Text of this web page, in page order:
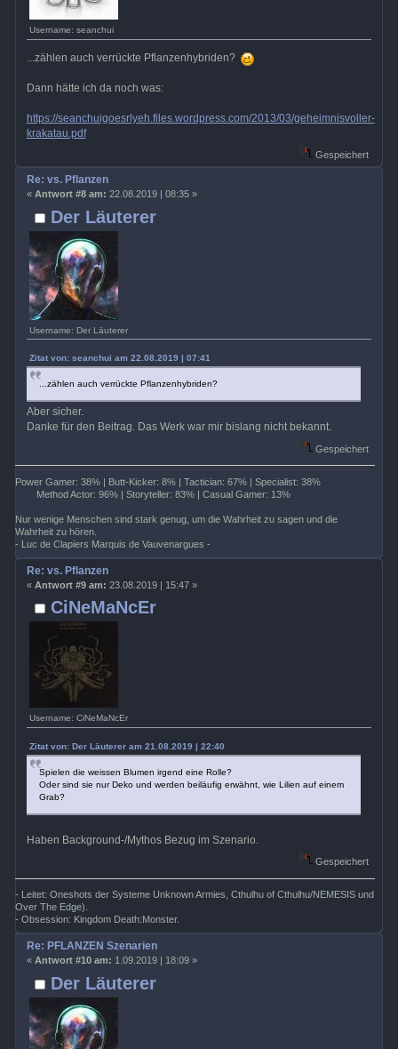
Username: seanchui
...zählen auch verrückte Pflanzenhybriden?
Dann hätte ich da noch was:
https://seanchuigoesrlyeh.files.wordpress.com/2013/03/geheimnisvoller-
krakatau.pdf
Gespeichert
Der Läuterer
Username: Der Läuterer
Re: vs. Pflanzen
« Antwort #8 am: 22.08.2019 | 08:35 »
Zitat von: seanchui am 22.08.2019 | 07:41
...zählen auch verrückte Pflanzenhybriden?
Aber sicher.
Danke für den Beitrag. Das Werk war mir bislang nicht bekannt.
Gespeichert
Power Gamer: 38% | Butt-Kicker: 8% | Tactician: 67% | Specialist: 38%
Method Actor: 96% | Storyteller: 83% | Casual Gamer: 13%
Nur wenige Menschen sind stark genug, um die Wahrheit zu sagen und die
Wahrheit zu hören.
- Luc de Clapiers Marquis de Vauvenargues -
CiNeMaNcEr
Username: CiNeMaNcEr
Re: vs. Pflanzen
« Antwort #9 am: 23.08.2019 | 15:47 »
Zitat von: Der Läuterer am 21.08.2019 | 22:40
Spielen die weissen Blumen irgend eine Rolle?
Oder sind sie nur Deko und werden beiläufig erwähnt, wie Lilien auf einem
Grab?
Haben Background-/Mythos Bezug im Szenario.
Gespeichert
- Leitet: Oneshots der Systeme Unknown Armies, Cthulhu of Cthulhu/NEMESIS und
Over The Edge).
- Obsession: Kingdom Death:Monster.
Der Läuterer
Re: PFLANZEN Szenarien
« Antwort #10 am: 1.09.2019 | 18:09 »